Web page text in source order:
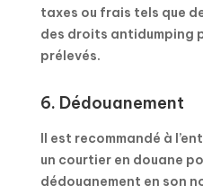
taxes ou frais tels que
des droits antidumping
prélevés.
6. Dédouanement
Il est recommandé à
un courtier en douane
dédouanement en son